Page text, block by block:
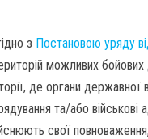
з Постановою уряду
можливих бойових
де органи державної
та/або військові
свої повноваження,